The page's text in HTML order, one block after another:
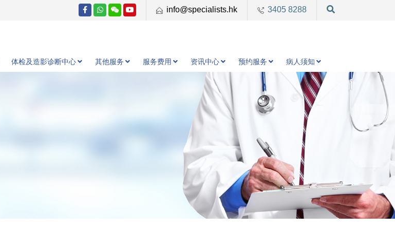
info@specialists.hk 3405 8288
体检及造影诊断中心 其他服务 服务费用 资讯中心 预约服务 病人须知